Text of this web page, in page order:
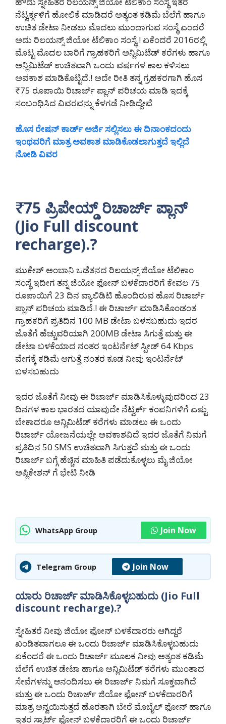
ನೆಟ್ವರ್ಕ್ಗಳಿಗೆ ಹೋಲಿಕೆ ಮಾಡಿದರೆ ಅತ್ಯಂತ ಕಡಿಮೆ ಬೆಲೆಗೆ ಹಾಗೂ
ಉಚಿತ ಡೇಟಾ ನೀಡಲು ಮೊದಲು ಮುಂದಾಗುವ ಸಂಸ್ಥೆ ಎಂದರೆ
ಅದು ರಿಲಯನ್ಸ್ ಜಿಯೋ ಟೆಲಿಕಾಂ ಸಂಸ್ಥೆ.! ಏಕೆಂದರೆ 2016ರಲ್ಲಿ
ಮೊಟ್ಟ ಮೊದಲ ಬಾರಿಗೆ ಗ್ರಾಹಕರಿಗೆ ಅನ್ಲಿಮಿಟೆಡ್ ಕರೆಗಳು ಹಾಗೂ
ಅನ್ಲಿಮಿಟೆಡ್ ಉಚಿತವಾಗಿ ಒಂದು ವರ್ಷಗಳ ಕಾಲ ಕಳಿಸಲು
ಅವಕಾಶ ಮಾಡಿಕೊಟ್ಟಿದೆ.! ಅದೇ ರೀತಿ ತನ್ನ ಗ್ರಹಕರಗಾಗಿ ಹೊಸ
₹75 ರೂಪಾಯಿ ರಿಚಾರ್ಜ್ ಪ್ಲಾನ್ ಪರಿಚಯ ಮಾಡಿ ಇದಕ್ಕೆ
ಸಂಬಂಧಿಸಿದ ವಿವರವನ್ನು ಕೆಳಗಡೆ ನೀಡಿದ್ದೇವೆ
ಹೊಸ ರೇಷನ್ ಕಾರ್ಡ್ ಅರ್ಜಿ ಸಲ್ಲಿಸಲು ಈ ದಿನಾಂಕದಂದು
ಇಂಥವರಿಗೆ ಮಾತ್ರ ಅವಕಾಶ ಮಾಡಿಕೊಡಲಾಗುತ್ತದೆ ಇಲ್ಲಿದೆ
ನೋಡಿ ವಿವರ
₹75 ಪ್ರಿಪೇಯ್ಡ್ ರಿಚಾರ್ಜ್ ಪ್ಲಾನ್
(Jio Full discount
recharge).?
ಮುಕೇಶ್ ಅಂಬಾನಿ ಒಡೆತನದ ರಿಲಯನ್ಸ್ ಜಿಯೋ ಟೆಲಿಕಾಂ
ಸಂಸ್ಥೆ ಇದೀಗ ತನ್ನ ಜಿಯೋ ಫೋನ್ ಬಳಕೆದಾರರಿಗೆ ಕೇವಲ 75
ರೂಪಾಯಿಗೆ 23 ದಿನ ವ್ಯಾಲಿಡಿಟಿ ಹೊಂದಿರುವ ಹೊಸ ರಿಚಾರ್ಜ್
ಪ್ಲಾನ್ ಪರಿಚಯ ಮಾಡಿದೆ.! ಈ ರಿಚಾರ್ಜ್ ಮಾಡಿಸಿಕೊಂಡಂತ
ಗ್ರಾಹಕರಿಗೆ ಪ್ರತಿದಿನ 100 MB ಡೇಟಾ ಬಳಸಬಹುದು ಇದರ
ಜೊತೆಗೆ ಹೆಚ್ಚುವರಿಯಾಗಿ 200MB ಡೇಟಾ ಸಿಗುತ್ತೆ ಮತ್ತು ಈ
ಡೇಟಾ ಬಳಕೆಯಾದ ನಂತರ ಇಂಟರ್ನೆಟ್ ಸ್ಪೀಡ್ 64 Kbps
ವೇಗಕ್ಕೆ ಕಡಿಮೆ ಆಗುತ್ತೆ ನಂತರ ಕೂಡ ನೀವು ಇಂಟರ್ನೆಟ್
ಬಳಸಬಹುದು
ಇದರ ಜೊತೆಗೆ ನೀವು ಈ ರಿಚಾರ್ಜ್ ಮಾಡಿಸಿಕೊಳ್ಳುವುದರಿಂದ 23
ದಿನಗಳ ಕಾಲ ಭಾರತದ ಯಾವುದೇ ನೆಟ್ವರ್ಕ್ ಕಂಪನಿಗಳಿಗೆ ಎಷ್ಟು
ಬೇಕಾದರೂ ಅನ್ಲಿಮಿಟೆಡ್ ಕರೆಗಳು ಮಾಡಲು ಈ ಒಂದು
ರಿಚಾರ್ಜ್ ಯೋಜನೆಯಲ್ಲೇ ಅವಕಾಶವಿದೆ ಇದರ ಜೊತೆಗೆ ನಿಮಗೆ
ಪ್ರತಿದಿನ 50 SMS ಉಚಿತವಾಗಿ ಸಿಗುತ್ತದೆ ಮತ್ತು ಈ ಒಂದು
ರಿಚಾರ್ಜ್ ಬಗ್ಗೆ ಹೆಚ್ಚಿನ ಮಾಹಿತಿ ಪಡೆದುಕೊಳ್ಳಲು ಮೈ ಜಿಯೋ
ಅಪ್ಲಿಕೇಶನ್ ಗೆ ಭೇಟಿ ನೀಡಿ
WhatsApp Group Join Now
Telegram Group Join Now
ಯಾರು ರಿಚಾರ್ಜ್ ಮಾಡಿಸಿಕೊಳ್ಳಬಹುದು (Jio Full
discount recharge).?
ಸ್ನೇಹಿತರೆ ನೀವು ಜಿಯೋ ಫೋನ್ ಬಳಕೆದಾರರು ಆಗಿದ್ದರೆ
ಖಂಡಿತವಾಗಲೂ ಈ ಒಂದು ರಿಚಾರ್ಜ್ ಮಾಡಿಸಿಕೊಳ್ಳಬಹುದು
ಏಕೆಂದರೆ ಈ ಒಂದು ರಿಚಾರ್ಜ್ ಮೂಲಕ ನೀವು ಅತ್ಯಂತ ಕಡಿಮೆ
ಬೆಲೆಗೆ ಉಚಿತ ಡೇಟಾ ಹಾಗೂ ಅನ್ಲಿಮಿಟೆಡ್ ಕರೆಗಳು ಮುಂತಾದ
ಸೇವೆಗಳನ್ನು ಆನಂದಿಸಲು ಈ ರಿಚಾರ್ಜ್ ನಿಮಗೆ ಸೂಕ್ತವಾಗಿದೆ
ಮತ್ತು ಈ ಒಂದು ರಿಚಾರ್ಜ್ ಜಿಯೋ ಫೋನ್ ಬಳಕೆದಾರರಿಗೆ
ಮಾತ್ರ ಅನ್ವಯಿಸುತ್ತದೆ ಹೊರತಾಗಿ ಬೇರೆ ಮೊಬೈಲ್ ಫೋನ್ ಹಾಗೂ
ಇತರ ಸ್ಮಾರ್ಟ್ ಫೋನ್ ಬಳಕೆದಾರರಿಗೆ ಈ ಒಂದು ರಿಚಾರ್ಜ್